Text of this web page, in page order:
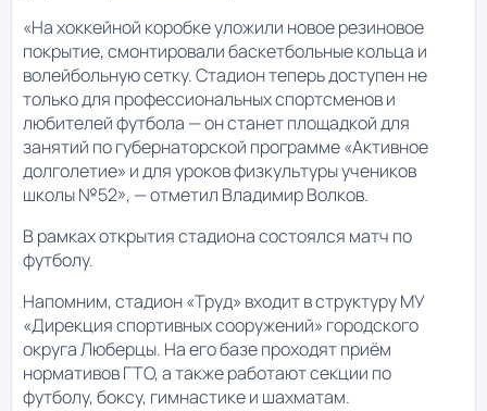
«На хоккейной коробке уложили новое резиновое
покрытие, смонтировали баскетбольные кольца и
волейбольную сетку. Стадион теперь доступен не
только для профессиональных спортсменов и
любителей футбола — он станет площадкой для
занятий по губернаторской программе «Активное
долголетие» и для уроков физкультуры учеников
школы №52», — отметил Владимир Волков.
В рамках открытия стадиона состоялся матч по
футболу.
Напомним, стадион «Труд» входит в структуру МУ
«Дирекция спортивных сооружений» городского
округа Люберцы. На его базе проходят приём
нормативов ГТО, а также работают секции по
футболу, боксу, гимнастике и шахматам.